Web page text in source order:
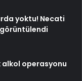
yoktu! Necati
görüntülendi
alkol operasyonu